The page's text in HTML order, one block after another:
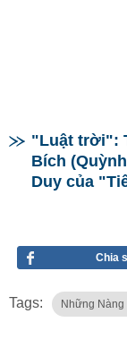
"Luật trời":
Bích
Duy của
Chia
Tags: Những Nàng